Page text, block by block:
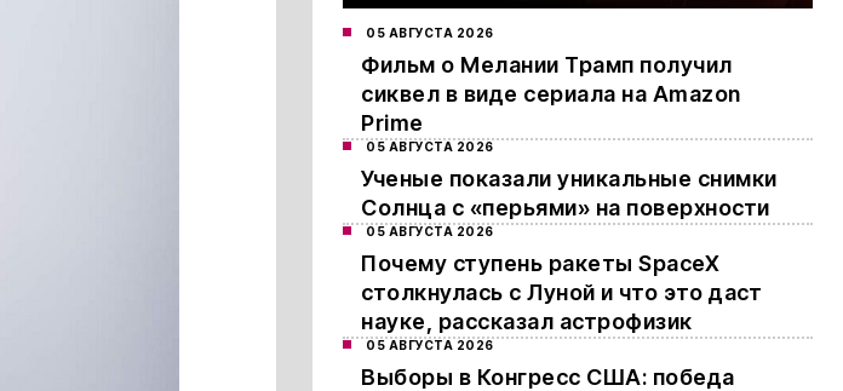
05 АВГУСТА 2026
Фильм о Мелании Трамп получил
сиквел в виде сериала на Amazon
Prime
05 АВГУСТА 2026
Ученые показали уникальные снимки
Солнца с «перьями» на поверхности
05 АВГУСТА 2026
Почему ступень ракеты SpaceX
столкнулась с Луной и что это даст
науке, рассказал астрофизик
05 АВГУСТА 2026
Выборы в Конгресс США: победа